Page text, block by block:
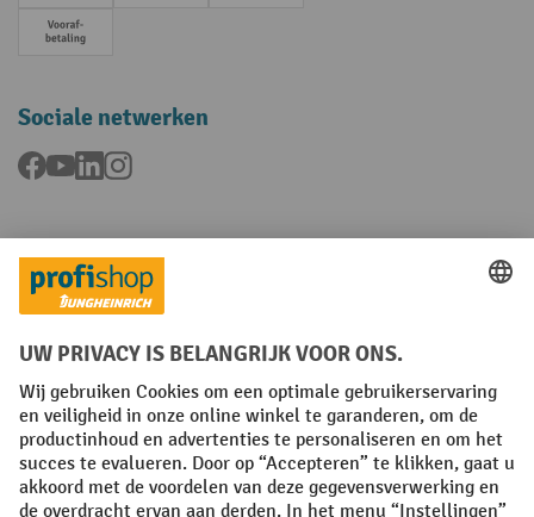
Vooruitbetaling
Sociale netwerken
Facebook
YouTubeLinkedInInstagram
Talen
FR NL
Algemene verkoopvoorwaarden Copyright
Privacyverklaring Privacy-instellingen
All prices excl. VAT plusshipping costs and possible delivery charges,